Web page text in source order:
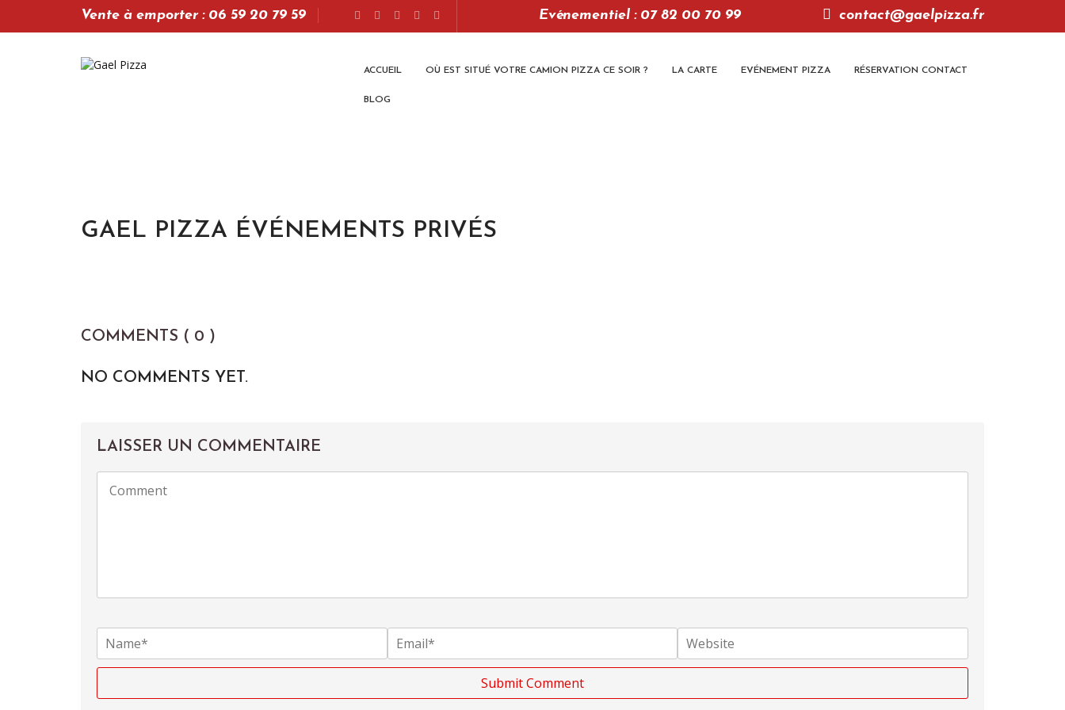
Vente à emporter : 06 59 20 79 59 Evénementiel : 07 82 00 70 99 contact@gaelpizza.fr
ACCUEIL OÙ EST SITUÉ VOTRE CAMION PIZZA CE SOIR ? LA CARTE EVÉNEMENT PIZZA RÉSERVATION CONTACT
BLOG
GAEL PIZZA ÉVÉNEMENTS PRIVÉS
COMMENTS ( 0 )
NO COMMENTS YET.
LAISSER UN COMMENTAIRE